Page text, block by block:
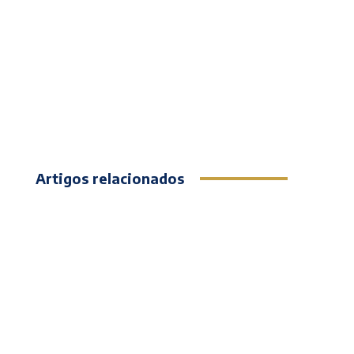
Artigos relacionados